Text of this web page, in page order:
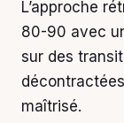
L’approche
80-90 avec
sur des
maîtrisé.